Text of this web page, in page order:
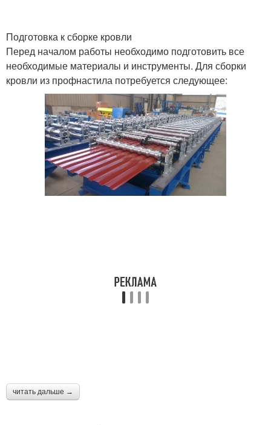
Подготовка к сборке кровли
Перед началом работы необходимо подготовить все
необходимые материалы и инструменты. Для сборки
кровли из профнастила потребуется следующее:
читать дальше →